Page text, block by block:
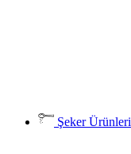
Şeker Ürünleri